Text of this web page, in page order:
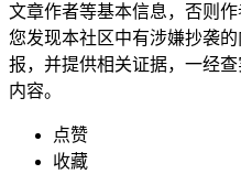
文章作者等基本信息，否则
您发现本社区中有涉嫌抄袭
报，并提供相关证据，一经
内容。
点赞
收藏